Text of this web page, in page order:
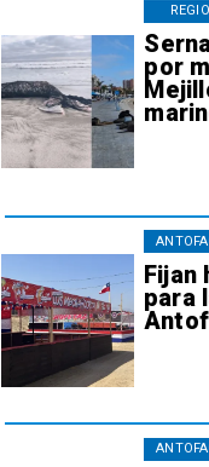
por
para